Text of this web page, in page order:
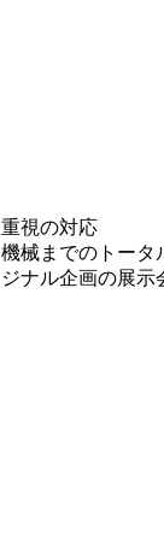
視の対応
械までのトータ
ナル企画の展